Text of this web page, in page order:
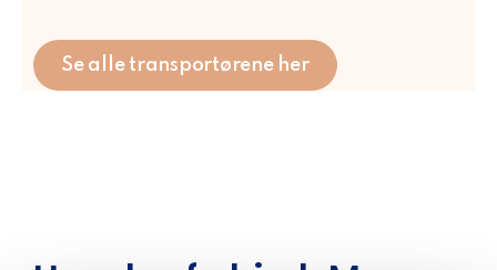
Se alle transportørene her